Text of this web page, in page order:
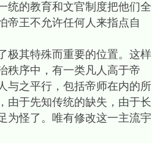
统的教育和文官制度把他们全
帝王不允许任何人来指点自
极其特殊而重要的位置。这样
秩序中，有一类凡人高于帝
与之平行，包括帝师在内的所
由于先知传统的缺失，由于长
为怪了。唯有修改这一主流宇